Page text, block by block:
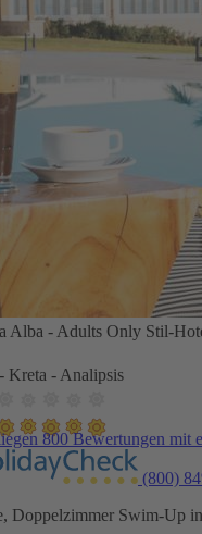
Alba - Adults Only Stil-
Kreta - Analipsis
800 Bewertungen mit
(800)
Doppelzimmer Swim-Up